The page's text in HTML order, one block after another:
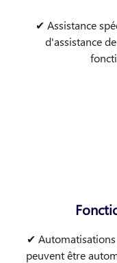
✔ Assistance
d'assistance
✔ Automatisations
peuvent être